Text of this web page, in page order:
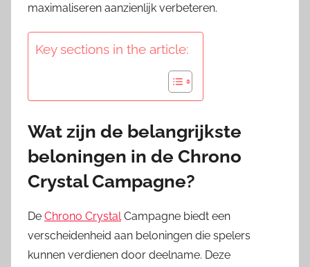
maximaliseren aanzienlijk verbeteren.
Key sections in the article:
Wat zijn de belangrijkste
beloningen in de Chrono
Crystal Campagne?
De Chrono CrystalCampagne biedt een
verscheidenheid aan beloningen die spelers
kunnen verdienen door deelname. Deze